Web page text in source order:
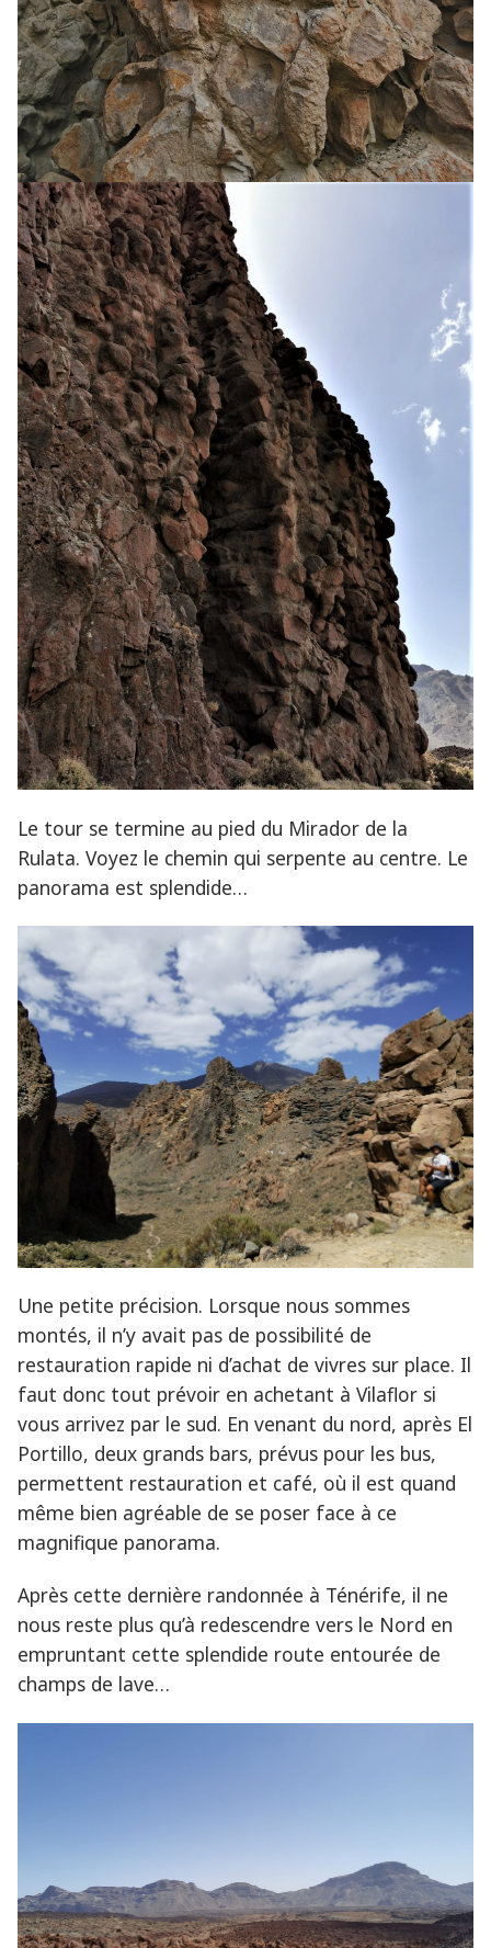
Le tour se termine au pied du Mirador de la
Rulata. Voyez le chemin qui serpente au centre. Le
panorama est splendide…
Une petite précision. Lorsque nous sommes
montés, il n’y avait pas de possibilité de
restauration rapide ni d’achat de vivres sur place. Il
faut donc tout prévoir en achetant à Vilaflor si
vous arrivez par le sud. En venant du nord, après El
Portillo, deux grands bars, prévus pour les bus,
permettent restauration et café, où il est quand
même bien agréable de se poser face à ce
magnifique panorama.
Après cette dernière randonnée à Ténérife, il ne
nous reste plus qu’à redescendre vers le Nord en
empruntant cette splendide route entourée de
champs de lave…